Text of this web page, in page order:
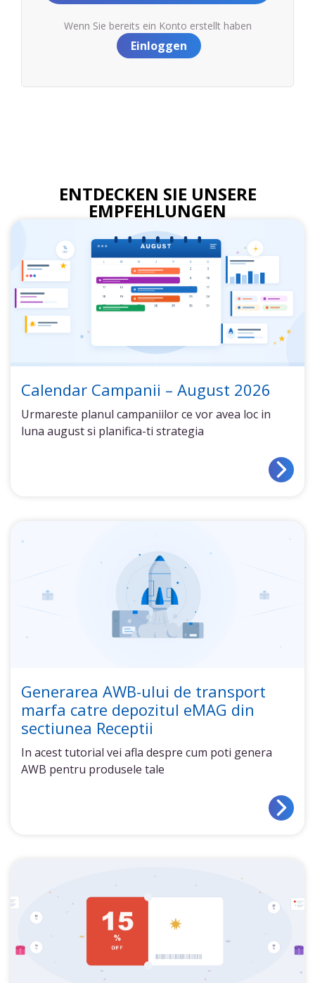
Wenn Sie bereits ein Konto erstellt haben
Einloggen
ENTDECKEN SIE UNSERE
EMPFEHLUNGEN
Calendar Campanii – August 2026
Urmareste planul campaniilor ce vor avea loc in
luna august si planifica-ti strategia
Generarea AWB-ului de transport
marfa catre depozitul eMAG din
sectiunea Receptii
In acest tutorial vei afla despre cum poti genera
AWB pentru produsele tale